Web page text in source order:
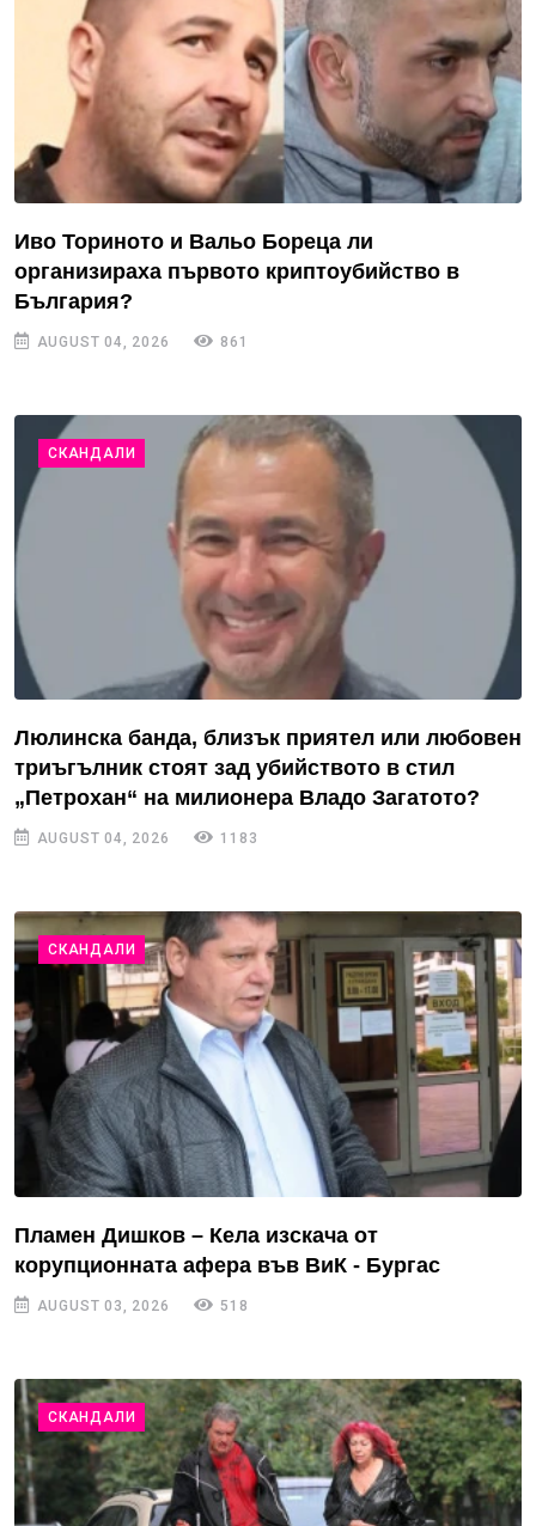
Иво Ториното и Вальо Бореца ли
организираха първото криптоубийство в
България?
AUGUST 04, 2026 861
СКАНДАЛИ
Люлинска банда, близък приятел или любовен
триъгълник стоят зад убийството в стил
„Петрохан“ на милионера Владо Загатото?
AUGUST 04, 2026 1183
СКАНДАЛИ
Пламен Дишков – Кела изскача от
корупционната афера във ВиК - Бургас
AUGUST 03, 2026 518
СКАНДАЛИ